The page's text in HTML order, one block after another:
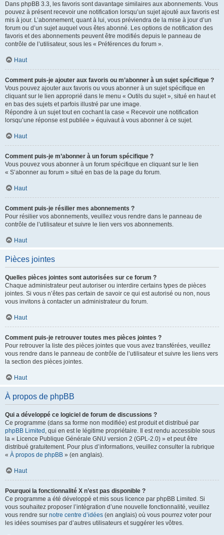
Dans phpBB 3.3, les favoris sont davantage similaires aux abonnements. Vous
pouvez à présent recevoir une notification lorsqu’un sujet ajouté aux favoris est
mis à jour. L’abonnement, quant à lui, vous préviendra de la mise à jour d’un
forum ou d’un sujet auquel vous êtes abonné. Les options de notification des
favoris et des abonnements peuvent être modifiés depuis le panneau de
contrôle de l’utilisateur, sous les « Préférences du forum ».
Haut
Comment puis-je ajouter aux favoris ou m’abonner à un sujet spécifique ?
Vous pouvez ajouter aux favoris ou vous abonner à un sujet spécifique en
cliquant sur le lien approprié dans le menu « Outils du sujet », situé en haut et
en bas des sujets et parfois illustré par une image.
Répondre à un sujet tout en cochant la case « Recevoir une notification
lorsqu’une réponse est publiée » équivaut à vous abonner à ce sujet.
Haut
Comment puis-je m’abonner à un forum spécifique ?
Vous pouvez vous abonner à un forum spécifique en cliquant sur le lien
« S’abonner au forum » situé en bas de la page du forum.
Haut
Comment puis-je résilier mes abonnements ?
Pour résilier vos abonnements, veuillez vous rendre dans le panneau de
contrôle de l’utilisateur et suivre le lien vers vos abonnements.
Haut
Pièces jointes
Quelles pièces jointes sont autorisées sur ce forum ?
Chaque administrateur peut autoriser ou interdire certains types de pièces
jointes. Si vous n’êtes pas certain de savoir ce qui est autorisé ou non, nous
vous invitons à contacter un administrateur du forum.
Haut
Comment puis-je retrouver toutes mes pièces jointes ?
Pour retrouver la liste des pièces jointes que vous avez transférées, veuillez
vous rendre dans le panneau de contrôle de l’utilisateur et suivre les liens vers
la section des pièces jointes.
Haut
À propos de phpBB
Qui a développé ce logiciel de forum de discussions ?
Ce programme (dans sa forme non modifiée) est produit et distribué par
phpBB Limited , qui en est le légitime propriétaire. Il est rendu accessible sous
la « Licence Publique Générale GNU version 2 (GPL-2.0) » et peut être
distribué gratuitement. Pour plus d’informations, veuillez consulter la rubrique
« À propos de phpBB » (en anglais).
Haut
Pourquoi la fonctionnalité X n’est pas disponible ?
Ce programme a été développé et mis sous licence par phpBB Limited. Si
vous souhaitez proposer l’intégration d’une nouvelle fonctionnalité, veuillez
vous rendre sur notre centre d’idées (en anglais) où vous pourrez voter pour
les idées soumises par d’autres utilisateurs et suggérer les vôtres.